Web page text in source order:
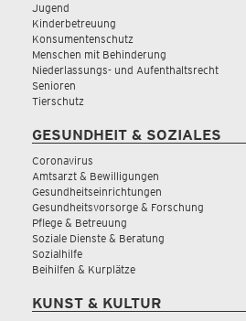
Jugend
Kinderbetreuung
Konsumentenschutz
Menschen mit Behinderung
Niederlassungs- und Aufenthaltsrecht
Senioren
Tierschutz
GESUNDHEIT & SOZIALES
Coronavirus
Amtsarzt & Bewilligungen
Gesundheitseinrichtungen
Gesundheitsvorsorge & Forschung
Pflege & Betreuung
Soziale Dienste & Beratung
Sozialhilfe
Beihilfen & Kurplätze
KUNST & KULTUR